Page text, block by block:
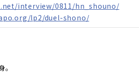
interview/0811/hn_shouno/
lp2/duel-shono/